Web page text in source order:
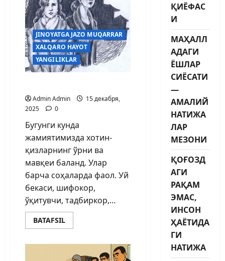
JINOYATGA JAZO MUQARRAR
XALQARO HAYOT
YANGILIKLAR
Admin Admin
15 декабря,
2025
0
Бугунги кунда
жамиятимизда хотин-
қизларнинг ўрни ва
мавқеи баланд. Улар
барча соҳаларда фаол. Уй
бекаси, шифокор,
ўқитувчи, тадбиркор,...
BATAFSIL
ҚИЁФАС
И
МАҲАЛЛ
АДАГИ
ЁШЛАР
СИЁСАТИ
—
АМАЛИЙ
НАТИЖА
ЛАР
МЕЗОНИ
ҚОҒОЗД
АГИ
РАҚАМ
ЭМАС,
ИНСОН
ҲАЁТИДА
ГИ
НАТИЖА